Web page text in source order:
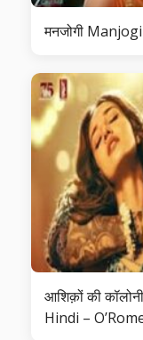
मनजोगी
आशिक़ों की
Hindi –